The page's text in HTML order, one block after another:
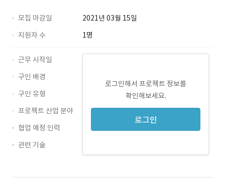
모집 마감일
2021년 03월 15일
지원자 수
1명
로그인해서 프로젝트 정보를
확인해보세요.
로그인
근무 시작일
구인 배경
구인 유형
프로젝트 산업 분야
협업 예정 인력
관련 기술